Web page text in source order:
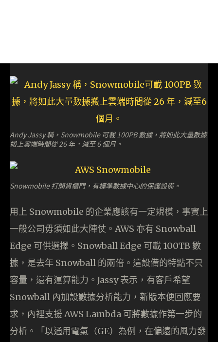
Andy Jassy 稱，Snowmobile 可載 100PB 數據，將如此大量數據
搬上雲端時間從 26 年，減至 6 個月。
Snowmobile 打開貨櫃門，有標準數據中心的保護設備。
用上 Snowmobile 的企業應該有一定規模，事實上
一般公司毋須如此大陣仗。AWS 亦有 Snowball
Edge 可供選擇。Snowball Edge 可載 100TB 數
據，是去年 Snowball 的兩倍。這設備的特點不只
容量，還有運算能力。Jassy 表示，有客戶希望
Snowball 內加設數據分析能力，新版本便回應要
求，內裡支援 AWS Lambda 可將數據作第一步的
分析。「以通用電氣（GE）為例，在偏遠的風力發